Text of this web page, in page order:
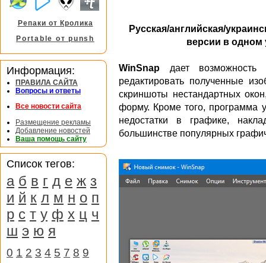
Русская/английская/
версии в одном
WinSnap дает возможность
редактировать полученные
скриншоты нестандартных
форму. Кроме того, программа
недостатки в графике,
большинстве популярных
Репаки от Кролика
Portable от punsh
Информация:
ПРАВИЛА САЙТА
Вопросы и ответы
Все новости сайта
Размещение рекламы
Добавление новостей
Ваша помощь сайту
Список тегов:
а б в г д е ж з
и й к л м н о п
р с т у ф х ц ч
ш э ю я
0 1 2 3 4 5 7 8 9